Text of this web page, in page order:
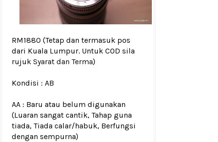
RM1880 (Tetap dan termasuk pos
dari Kuala Lumpur. Untuk COD sila
rujuk Syarat dan Terma)
Kondisi : AB
AA : Baru atau belum digunakan
(Luaran sangat cantik, Tahap guna
tiada, Tiada calar/habuk, Berfungsi
dengan sempurna)